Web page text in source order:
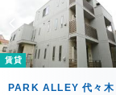
賃貸
PARK ALLEY 代々木